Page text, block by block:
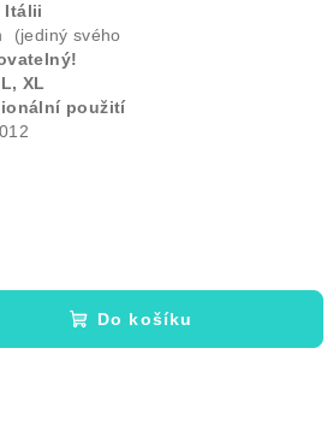
Itálii
(jediný svého
XL
použití
Do košíku